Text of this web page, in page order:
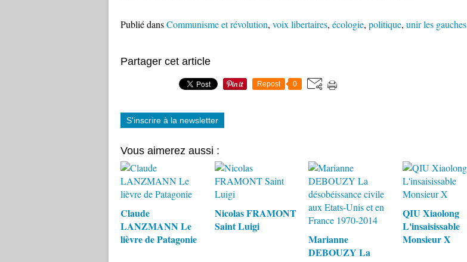
Publié dansCommunisme et révolution, voix libertaires, écologie, politique, unir les gauches
Partager cet article
Repost 0
S'inscrire à la newsletter
Vous aimerez aussi :
Claude
LANZMANN Le
lièvre de Patagonie
Nicolas FRAMONT
Saint Luigi
Marianne
DEBOUZY La
QIU Xiaolong
L'insaisissable
Monsieur X